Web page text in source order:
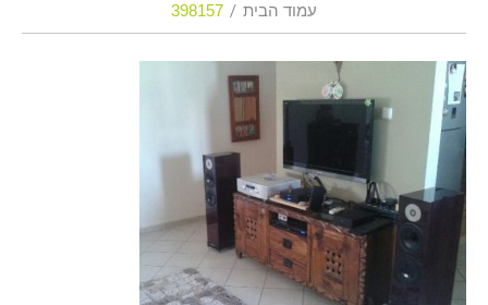
עמוד הבית 398157